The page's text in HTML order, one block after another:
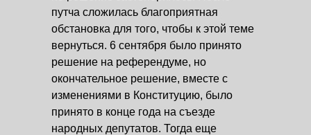
путча сложилась благоприятная
обстановка для того, чтобы к этой теме
вернуться. 6 сентября было принято
решение на референдуме, но
окончательное решение, вместе с
изменениями в Конституцию, было
принято в конце года на съезде
народных депутатов. Тогда еще